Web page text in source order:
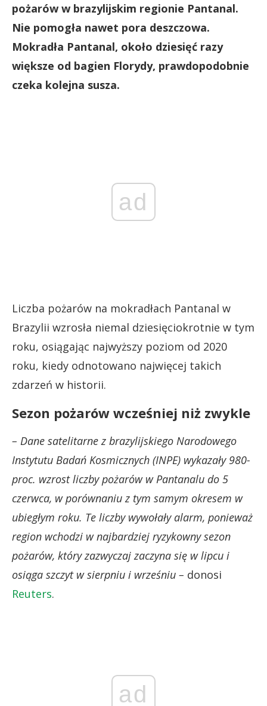
pożarów w brazylijskim regionie Pantanal.
Nie pomogła nawet pora deszczowa.
Mokradła Pantanal, około dziesięć razy
większe od bagien Florydy, prawdopodobnie
czeka kolejna susza.
ad
Liczba pożarów na mokradłach Pantanal w
Brazylii wzrosła niemal dziesięciokrotnie w tym
roku, osiągając najwyższy poziom od 2020
roku, kiedy odnotowano najwięcej takich
zdarzeń w historii.
Sezon pożarów wcześniej niż zwykle
– Dane satelitarne z brazylijskiego Narodowego
Instytutu Badań Kosmicznych (INPE) wykazały 980-
proc. wzrost liczby pożarów w Pantanalu do 5
czerwca, w porównaniu z tym samym okresem w
ubiegłym roku. Te liczby wywołały alarm, ponieważ
region wchodzi w najbardziej ryzykowny sezon
pożarów, który zazwyczaj zaczyna się w lipcu i
osiąga szczyt w sierpniu i wrześniu – donosi
Reuters.
ad